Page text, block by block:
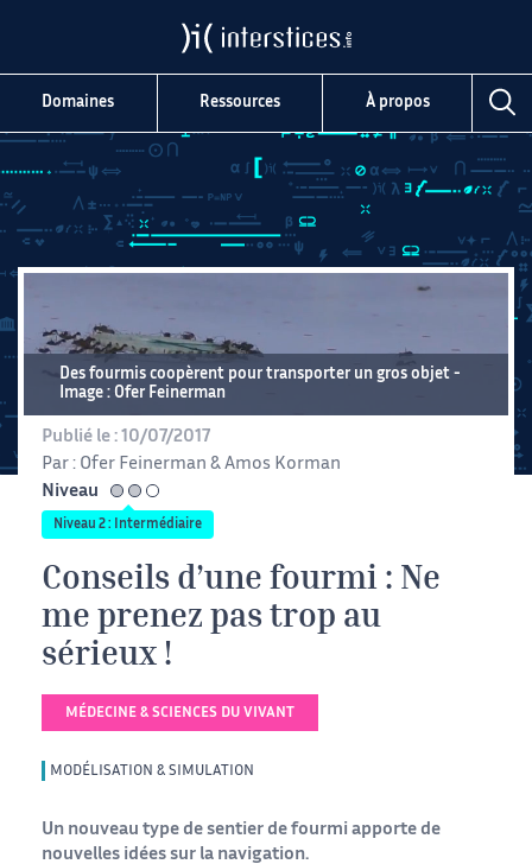
Domaines Ressources À propos
Des fourmis coopèrent pour transporter un gros objet
Image : Ofer Feinerman
Publié le : 10/07/2017
Par : Ofer Feinerman & Amos Korman
Niveau
intermédiaire
Niveau 2 : Intermédiaire
Conseils d’une fourmi : Ne
me prenez pas trop au
sérieux !
MÉDECINE & SCIENCES DU VIVANT
MODÉLISATION & SIMULATION
Un nouveau type de sentier de fourmi apporte de
nouvelles idées sur la navigation.